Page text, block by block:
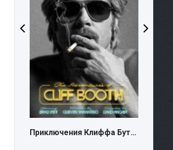
Приключения Клиффа Бута (2026)